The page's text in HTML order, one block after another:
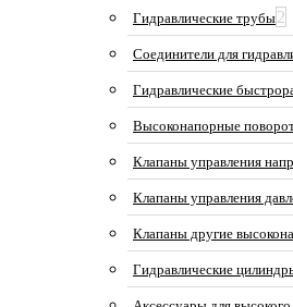
Гидравлические трубы2
Соединители для
Гидравлические
Высоконапорные
Клапаны управления
Клапаны управления
Клапаны другие
Гидравлические